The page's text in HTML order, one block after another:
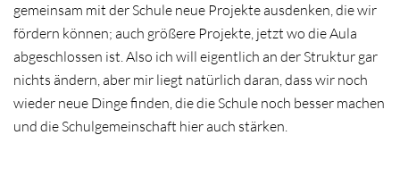
gemeinsam mit der Schule neue Projekte ausdenken, die wir
fördern können; auch größere Projekte, jetzt wo die Aula
abgeschlossen ist. Also ich will eigentlich an der Struktur gar
nichts ändern, aber mir liegt natürlich daran, dass wir noch
wieder neue Dinge finden, die die Schule noch besser machen
und die Schulgemeinschaft hier auch stärken.